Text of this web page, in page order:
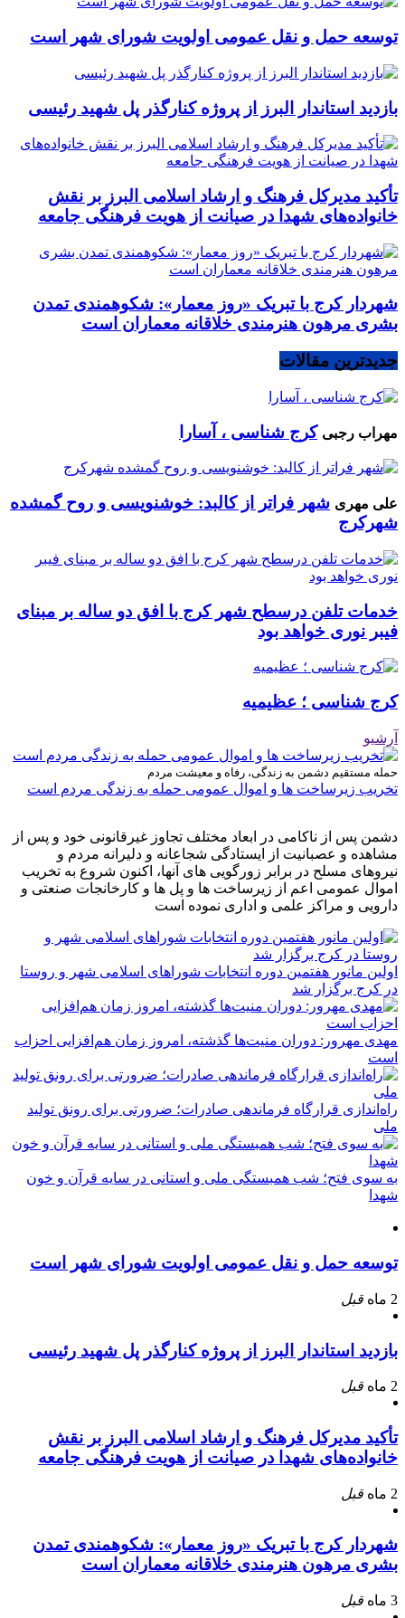
توسعه حمل و نقل عمومی اولویت شورای شهر است
بازدید استاندار البرز از پروژه کنارگذر پل شهید رئیسی
تأکید مدیرکل فرهنگ و ارشاد اسلامی البرز بر نقش
خانواده‌های شهدا در صیانت از هویت فرهنگی جامعه
شهردار کرج با تبریک «روز معمار»: شکوهمندی تمدن
بشری مرهون هنرمندی خلاقانه معماران است
جدیدترین مقالات
مهراب رجبی کرج شناسی ، آسارا
علی مهری شهر فراتر از کالبد: خوشنویسی و روح گمشده
شهرکرج
خدمات تلفن درسطح شهر کرج با افق دو ساله بر مبنای
فیبر نوری خواهد بود
کرج شناسی ؛ عظیمیه
آرشیو
حمله مستقیم دشمن به زندگی، رفاه و معیشت مردم
تخریب زیرساخت ها و اموال عمومی حمله به زندگی مردم است
دشمن پس از ناکامی در ابعاد مختلف تجاوز غیرقانونی خود و پس از
مشاهده و عصبانیت از ایستادگی شجاعانه و دلیرانه مردم و
نیروهای مسلح در برابر زورگویی های آنها، اکنون شروع به تخریب
اموال عمومی اعم از زیرساخت ها و پل ها و کارخانجات صنعتی و
دارویی و مراکز علمی و اداری نموده است
اولین مانور هفتمین دوره انتخابات شوراهای اسلامی شهر و روستا
در کرج برگزار شد
مهدی مهرور: دوران منیت‌ها گذشته، امروز زمان هم‌افزایی احزاب
است
راه‌اندازی قرارگاه فرماندهی صادرات؛ ضرورتی برای رونق تولید
ملی
به سوی فتح؛ شب همبستگی ملی و استانی در سایه قرآن و خون
شهدا
توسعه حمل و نقل عمومی اولویت شورای شهر است
2 ماه قبل
بازدید استاندار البرز از پروژه کنارگذر پل شهید رئیسی
2 ماه قبل
تأکید مدیرکل فرهنگ و ارشاد اسلامی البرز بر نقش
خانواده‌های شهدا در صیانت از هویت فرهنگی جامعه
2 ماه قبل
شهردار کرج با تبریک «روز معمار»: شکوهمندی تمدن
بشری مرهون هنرمندی خلاقانه معماران است
3 ماه قبل